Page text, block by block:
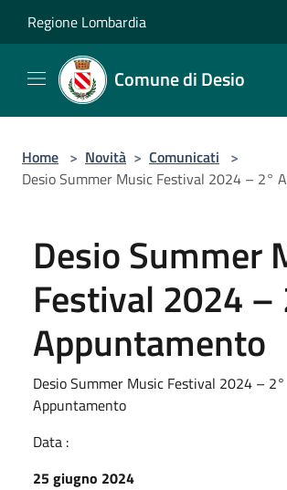
Regione Lombardia
Comune di Desio
Home > Novità > Comunicati >
Desio Summer Music Festival 2024 – 2°
Desio Summer
Festival 2024 –
Appuntamento
Desio Summer Music Festival 2024 – 2°
Appuntamento
Data :
25 giugno 2024